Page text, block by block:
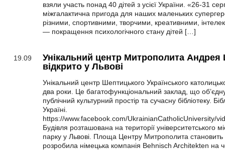
взяли участь понад 40 дітей з усієї України. «26-31
міжгалактична пригода для наших маленьких
різними, спортивними, творчими, креативними,
— покращення психологічного стану дітей […]
19.09
Унікальний центр Митрополита Андрея
відкрито у Львові
Унікальний центр Шептицького Українського
два роки. Це багатофункціональний заклад, що
публічний культурний простір та сучасну бібліотеку.
Україні.
https://www.facebook.com/UkrainianCatholicUniversity/
Будівля розташована на території університетського
парку у Львові. Площа Центру Митрополита
розробила німецька компанія Behnisch Architekten на